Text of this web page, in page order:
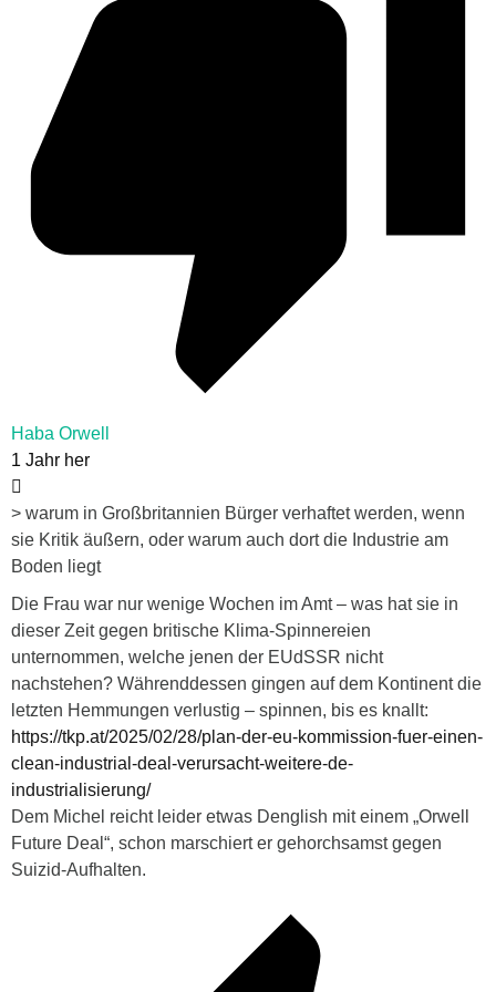
Haba Orwell
1 Jahr her
> warum in Großbritannien Bürger verhaftet werden, wenn
sie Kritik äußern, oder warum auch dort die Industrie am
Boden liegt
Die Frau war nur wenige Wochen im Amt – was hat sie in
dieser Zeit gegen britische Klima-Spinnereien
unternommen, welche jenen der EUdSSR nicht
nachstehen? Währenddessen gingen auf dem Kontinent die
letzten Hemmungen verlustig – spinnen, bis es knallt:
https://tkp.at/2025/02/28/plan-der-eu-kommission-fuer-einen-
clean-industrial-deal-verursacht-weitere-de-
industrialisierung/
Dem Michel reicht leider etwas Denglish mit einem „Orwell
Future Deal“, schon marschiert er gehorchsamst gegen
Suizid-Aufhalten.